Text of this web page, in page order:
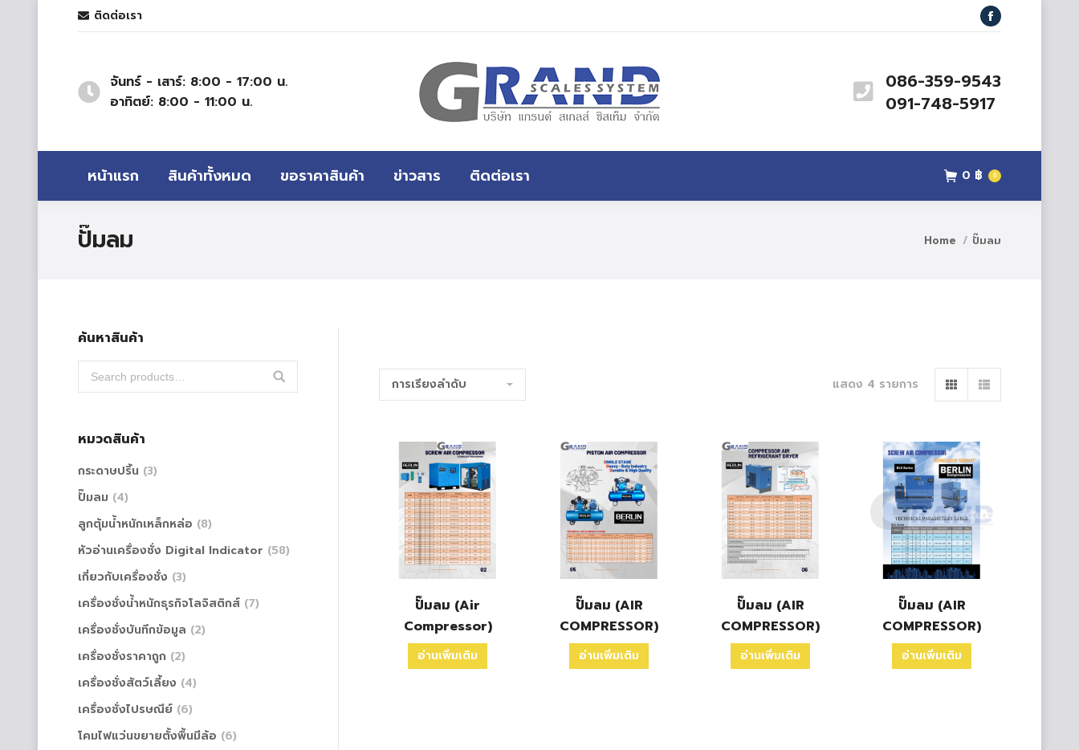
ติดต่อเรา Facebook
จันทร์ - เสาร์: 8:00 - 17:00 น.
อาทิตย์: 8:00 - 11:00 น.
086-359-9543
091-748-5917
หน้าแรก สินค้าทั้งหมด ขอราคาสินค้า ข่าวสาร ติดต่อเรา 0 ฿ 0
ปั๊มลม Home ปั๊มลม
แสดง 4 รายการ
ปั๊มลม (Air
Compressor)
อ่านเพิ่มเติม
ปั๊มลม (AIR
COMPRESSOR)
อ่านเพิ่มเติม
ปั๊มลม (AIR
COMPRESSOR)
อ่านเพิ่มเติม
ปั๊มลม (AIR
COMPRESSOR)
อ่านเพิ่มเติม
ค้นหาสินค้า
หมวดสินค้า
กระดาษปริ้น (3)
ปั๊มลม (4)
ลูกตุ้มน้ำหนักเหล็กหล่อ (8)
หัวอ่านเครื่องชั่ง Digital Indicator (58)
เกี่ยวกับเครื่องชั่ง (3)
เครื่องชั่งน้ำหนักธุรกิจโลจิสติกส์ (7)
เครื่องชั่งบันทึกข้อมูล (2)
เครื่องชั่งราคาถูก (2)
เครื่องชั่งสัตว์เลี้ยง (4)
เครื่องชั่งไปรษณีย์ (6)
โคมไฟแว่นขยายตั้งพื้นมีล้อ (6)
฿ 0